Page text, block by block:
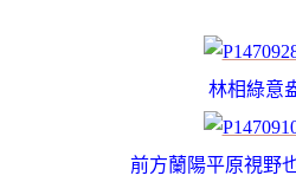
林相綠意
前方蘭陽平原視野